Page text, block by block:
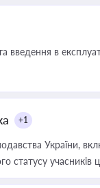
в
+1
України,
статусу учасників